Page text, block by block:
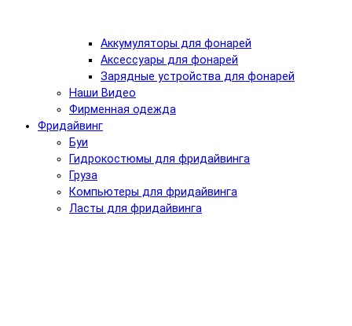
Аккумуляторы для фонарей
Аксессуары для фонарей
Зарядные устройства для фонарей
Наши Видео
Фирменная одежда
Фридайвинг
Буи
Гидрокостюмы для фридайвинга
Груза
Компьютеры для фридайвинга
Ласты для фридайвинга